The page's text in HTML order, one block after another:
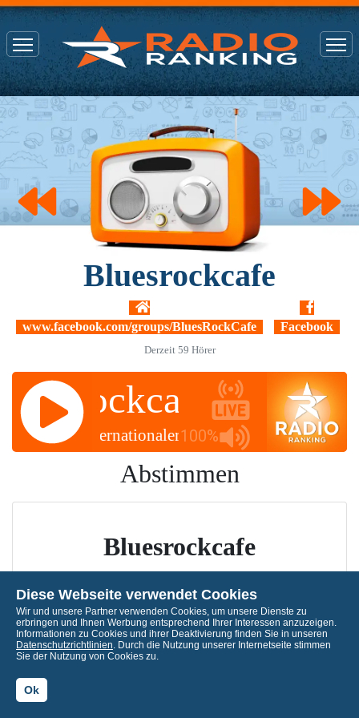
Bluesrockcafe
www.facebook.com/groups/BluesRockCafe Facebook
Derzeit 59 Hörer
100%
✽✽✽ Internationaler Friedenstag, Welttag
Abstimmen
Bluesrockcafe
Stimmen Sie ab für Ihre Lieblingsradio!
Diese Webseite verwendet Cookies
Wir und unsere Partner verwenden Cookies, um unsere Dienste zu
erbringen und Ihnen Werbung entsprechend Ihrer Interessen anzuzeigen.
Informationen zu Cookies und ihrer Deaktivierung finden Sie in unseren
Datenschutzrichtlinien. Durch die Nutzung unserer Internetseite stimmen
Sie der Nutzung von Cookies zu.
Ok